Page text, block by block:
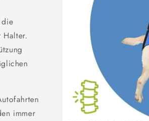
Halter.
immer